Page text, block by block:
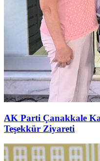
AK Parti Çanakkale
Teşekkür Ziyareti